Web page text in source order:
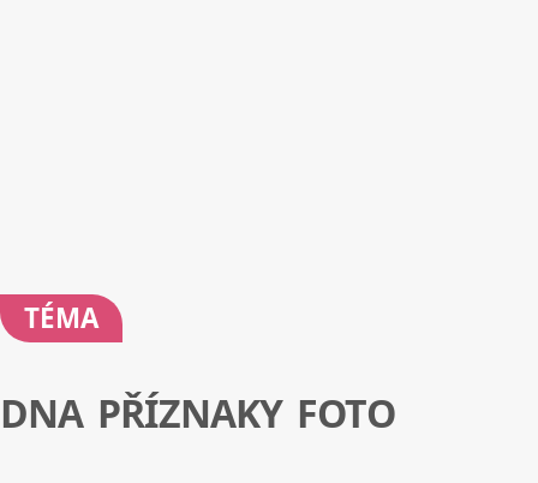
TÉMA
DNA PŘÍZNAKY FOTO